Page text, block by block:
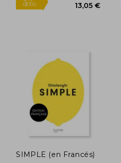
SIMPLE (en Francés)